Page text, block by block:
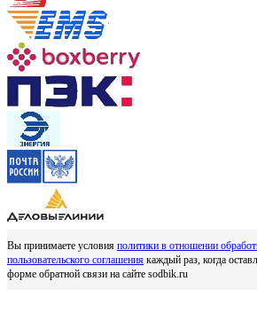
Вы принимаете условия политики в отношении
пользовательского соглашения каждый раз, когда
форме обратной связи на сайте sodbik.ru